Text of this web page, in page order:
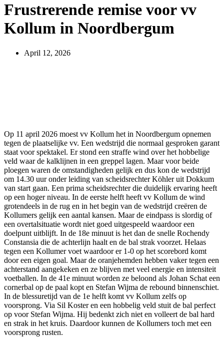
Frustrerende remise voor vv
Kollum in Noordbergum
April 12, 2026
Op 11 april 2026 moest vv Kollum het in Noordbergum opnemen
tegen de plaatselijke vv. Een wedstrijd die normaal gesproken garant
staat voor spektakel. Er stond een straffe wind over het hobbelige
veld waar de kalklijnen in een greppel lagen. Maar voor beide
ploegen waren de omstandigheden gelijk en dus kon de wedstrijd
om 14.30 uur onder leiding van scheidsrechter Köhler uit Dokkum
van start gaan. Een prima scheidsrechter die duidelijk ervaring heeft
op een hoger niveau. In de eerste helft heeft vv Kollum de wind
grotendeels in de rug en in het begin van de wedstrijd creëren de
Kollumers gelijk een aantal kansen. Maar de eindpass is slordig of
een overtalsituatie wordt niet goed uitgespeeld waardoor een
doelpunt uitblijft. In de 18e minuut is het dan de snelle Rochendy
Constansia die de achterlijn haalt en de bal strak voorzet. Helaas
tegen een Kollumer voet waardoor er 1-0 op het scorebord komt
door een eigen goal. Maar de oranjehemden hebben vaker tegen een
achterstand aangekeken en ze blijven met veel energie en intensiteit
voetballen. In de 41e minuut worden ze beloond als Johan Schat een
cornerbal op de paal kopt en Stefan Wijma de rebound binnenschiet.
In de blessuretijd van de 1e helft komt vv Kollum zelfs op
voorsprong. Via Sil Koster en een hobbelig veld stuit de bal perfect
op voor Stefan Wijma. Hij bedenkt zich niet en volleert de bal hard
en strak in het kruis. Daardoor kunnen de Kollumers toch met een
voorsprong rusten.